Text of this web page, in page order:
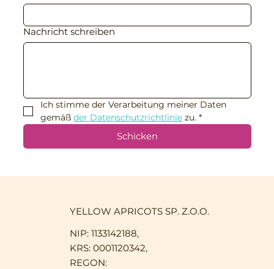
Nachricht schreiben
Ich stimme der Verarbeitung meiner Daten
gemäß der Datenschutzrichtlinie zu. *
Schicken
YELLOW APRICOTS SP. Z.O.O.
NIP: 1133142188,
KRS: 0001120342,
REGON: